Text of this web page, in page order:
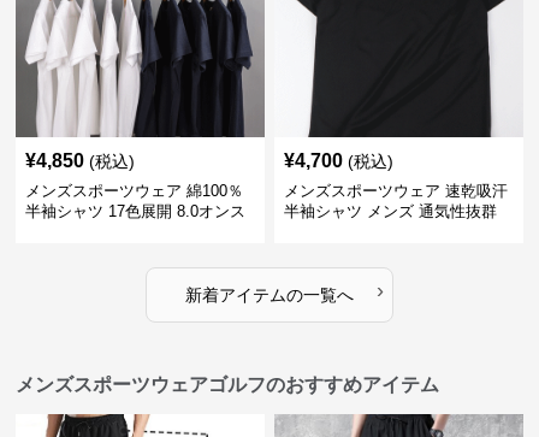
¥4,850 (税込)
メンズスポーツウェア 綿100％
半袖シャツ 17色展開 8.0オンス
¥4,700 (税込)
メンズスポーツウェア 速乾吸汗
半袖シャツ メンズ 通気性抜群
新着アイテムの一覧へ ›
メンズスポーツウェアゴルフのおすすめアイテム